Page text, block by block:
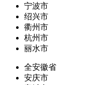
宁波市
绍兴市
衢州市
杭州市
丽水市
全安徽省
安庆市